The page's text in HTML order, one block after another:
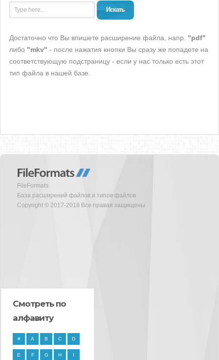
Искать
Достаточно что Вы впишете расширение файла, напр. "pdf"
либо "mkv" - после нажатия кнопки Вы сразу же попадете на
соответствующую подстраницу - если у нас только есть этот
тип файла в нашей базе.
FileFormats
База расширений файлов и типов файлов
Copyright © 2017-2018 Все правая защищены
Смотреть по
алфавиту
# A B C D
E F G H I